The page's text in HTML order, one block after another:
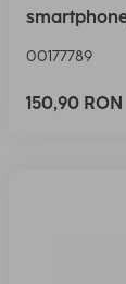
00177789
150,90 RON